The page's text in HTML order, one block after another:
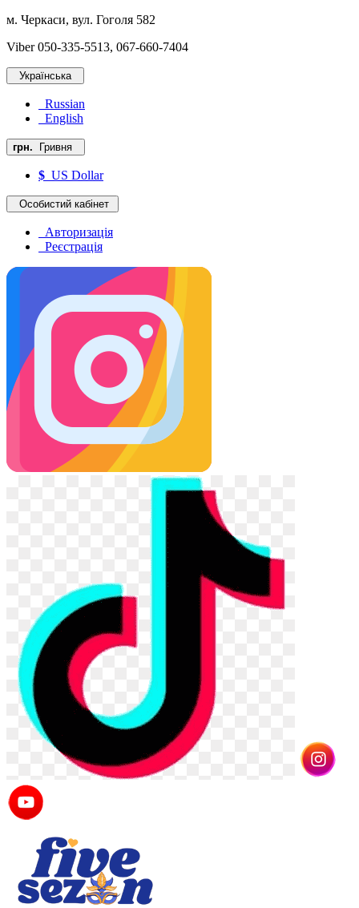
м. Черкаси, вул. Гоголя 582
Viber 050-335-5513, 067-660-7404
Українська
Russian
English
грн. Гривня
$ US Dollar
Особистий кабінет
Авторизація
Реєстрація